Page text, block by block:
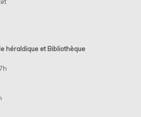
héraldique etBibliothèque